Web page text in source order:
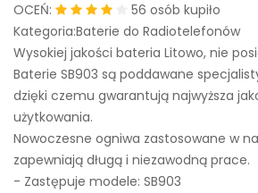
OCEŃ:
56 osób kupiło
Kategoria:Baterie do Radiotelefonów
Wysokiej jakości bateria Litowo, nie
Baterie SB903 są poddawane
dzięki czemu gwarantują najwyższa
użytkowania.
Nowoczesne ogniwa zastosowane w
zapewniają długą i niezawodną prace.
- Zastępuje modele: SB903